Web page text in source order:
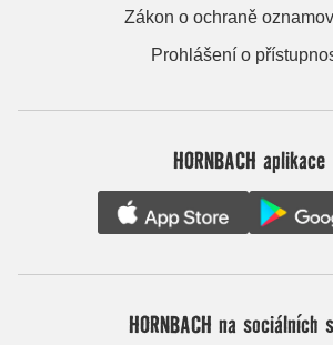
Zákon o ochraně
Prohlášení o
HORNBACH aplikace
HORNBACH na sociálních